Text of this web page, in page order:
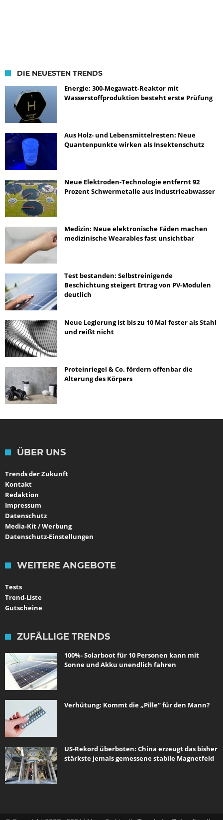
DIE NEUESTEN TRENDS
Energie: 300-Megawatt-Reaktor mit
Wasserstoffproduktion besteht erste Prüfung
Aus Holz- und Lebensmittelresten: Neue
Quantenpunkte wirken als Insektenschutz
Neue Elektroden-Technologie entfernt 92
Prozent Schwermetalle aus Industrieabwasser
Medizin: Neue elektronische Fäden machen
medizinische Wearables fast unsichtbar
Test bestanden: Selbstreinigende
Beschichtung steigert Ertrag von PV-Modulen
deutlich
Neue Legierung ist bis zu 10 Mal fester als Stahl
und reißt nicht
Proteinriegel & Co. fördern offenbar die
Alterung des Körpers
ÜBER UNS
Trends der Zukunft
Kontakt
Redaktion
Impressum
Datenschutz
Media-Kit / Werbung
Datenschutz-Einstellungen
WEITERE ANGEBOTE
Tests
Trend-Liste
Gutscheine
ZUFÄLLIGE TRENDS
100%- Solarboot für 10 Personen kann mit
Sonne und Akku unendlich fahren
Verhütung: Kommt die „Pille“ für den Mann?
US-Rekord überboten: China erzeugt das bisher
stärkste jemals gemessene stabile Magnetfeld